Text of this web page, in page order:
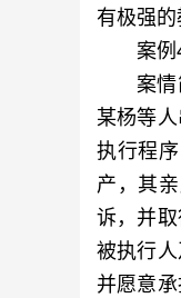
有极强
案例4
案情简
某杨等
执行程
产，其
诉，并
被执行
并愿意